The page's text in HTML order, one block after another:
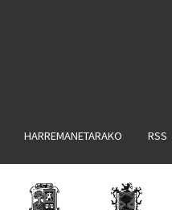
HARREMANETARAKO RSS